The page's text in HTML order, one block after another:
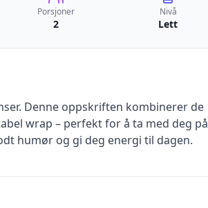
Porsjoner
2
Nivå
Lett
Denne oppskriften kombinerer de
wrap – perfekt for å ta med deg på
humør og gi deg energi til dagen.